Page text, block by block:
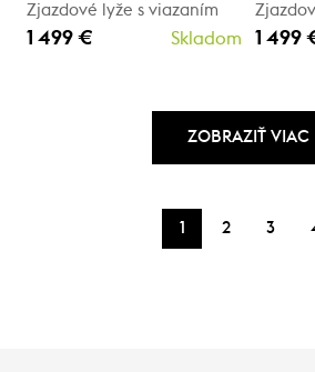
Zjazdové lyže s viazaním
1 499 € Skladom 1 499
ZOBRAZIŤ VIAC
1 2 3